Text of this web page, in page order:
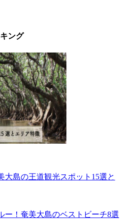
ング
大島の王道観光スポット15選と